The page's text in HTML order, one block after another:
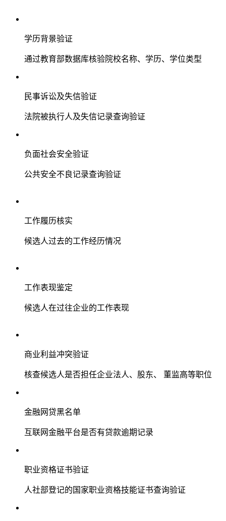
学历背景验证
通过教育部数据库核验院校名称、学历、学位类型
民事诉讼及失信验证
法院被执行人及失信记录查询验证
负面社会安全验证
公共安全不良记录查询验证
工作履历核实
候选人过去的工作经历情况
工作表现鉴定
候选人在过往企业的工作表现
商业利益冲突验证
核查候选人是否担任企业法人、股东、 董监高等职位
金融网贷黑名单
互联网金融平台是否有贷款逾期记录
职业资格证书验证
人社部登记的国家职业资格技能证书查询验证